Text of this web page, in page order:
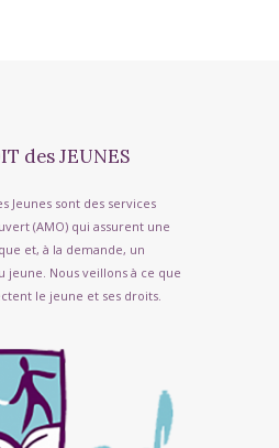
des JEUNES
Jeunes sont des services
(AMO) qui assurent une
et, à la demande, un
jeune. Nous veillons à ce que
le jeune et ses droits.